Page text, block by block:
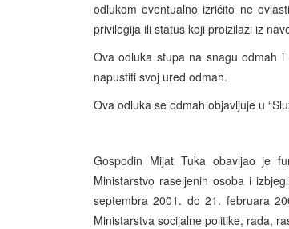
odlukom eventualno izričito ne
privilegija ili status koji proizilazi iz
Ova odluka stupa na snagu odmah
napustiti svoj ured odmah.
Ova odluka se odmah objavljuje u
Gospodin Mijat Tuka obavljao je
Ministarstvo raseljenih osoba i
septembra 2001. do 21. februara
Ministarstva socijalne politike, rada,